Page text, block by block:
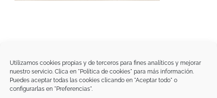
Utilizamos cookies propias y de terceros para fines analíticos y mejorar
nuestro servicio. Clica en "Política de cookies" para más información.
Puedes aceptar todas las cookies clicando en "Aceptar todo" o
configurarlas en "Preferencias".
Tegoder Cosmetics
48170 Zamudio (Bizkaia) - España
Tel. +34 94 454 42 00